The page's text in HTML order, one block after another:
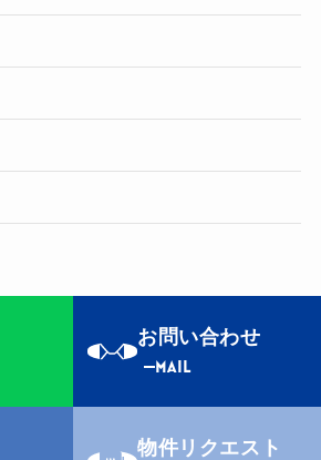
お問い合わせ
MAIL
物件リクエスト